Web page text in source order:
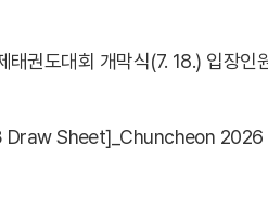
태권도대회 개막식(7. 18.) 입장인